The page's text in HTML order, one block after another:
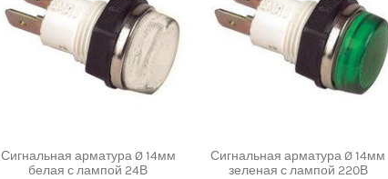
Сигнальная арматура Ø 14мм
белая с лампой 24В
Сигнальная арматура Ø 14мм
зеленая с лампой 220В